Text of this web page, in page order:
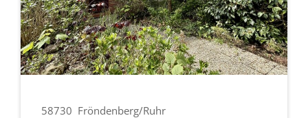
58730 Fröndenberg/Ruhr